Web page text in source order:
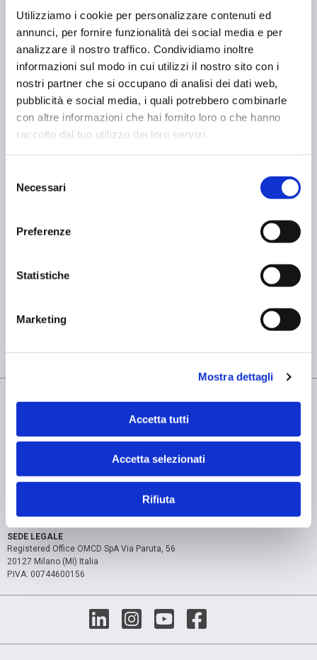
Utilizziamo i cookie per personalizzare contenuti ed
annunci, per fornire funzionalità dei social media e per
analizzare il nostro traffico. Condividiamo inoltre
informazioni sul modo in cui utilizzi il nostro sito con i
nostri partner che si occupano di analisi dei dati web,
pubblicità e social media, i quali potrebbero combinarle
con altre informazioni che hai fornito loro o che hanno
raccolto dal tuo utilizzo dei loro servizi.
delNecessari
Preferenze
Statistiche
Marketing
Mostra dettagli
Accetta tutti
Accetta selezionati
Rifiuta
Coclea per la formazione della ceramica
La ceramica tecnica, usata per isolatori ed applicazioni industriali
LEGGI DI PIÙ
Industria della ceramica
SEDE OPERATIVA
OMCD SpA Via Megolo, 43
SEDE LEGALE
Registered Office OMCD SpA Via Paruta, 56
20127 Milano (MI) Italia
P.IVA: 00744600156